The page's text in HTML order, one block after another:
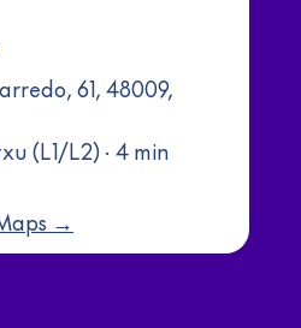
61, 48009,
(L1/L2) · 4 min
→